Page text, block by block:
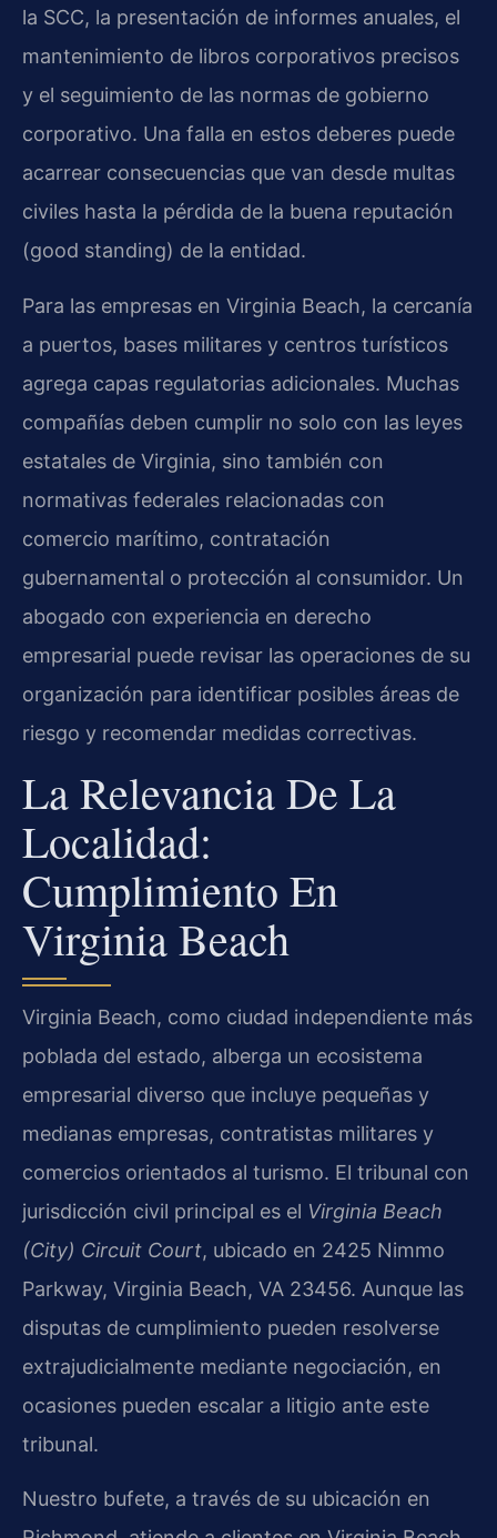
la SCC, la presentación de informes anuales, el
mantenimiento de libros corporativos precisos
y el seguimiento de las normas de gobierno
corporativo. Una falla en estos deberes puede
acarrear consecuencias que van desde multas
civiles hasta la pérdida de la buena reputación
(good standing) de la entidad.
Para las empresas en Virginia Beach, la cercanía
a puertos, bases militares y centros turísticos
agrega capas regulatorias adicionales. Muchas
compañías deben cumplir no solo con las leyes
estatales de Virginia, sino también con
normativas federales relacionadas con
comercio marítimo, contratación
gubernamental o protección al consumidor. Un
abogado con experiencia en derecho
empresarial puede revisar las operaciones de su
organización para identificar posibles áreas de
riesgo y recomendar medidas correctivas.
La Relevancia De La
Localidad:
Cumplimiento En
Virginia Beach
Virginia Beach, como ciudad independiente más
poblada del estado, alberga un ecosistema
empresarial diverso que incluye pequeñas y
medianas empresas, contratistas militares y
comercios orientados al turismo. El tribunal con
jurisdicción civil principal es el Virginia Beach
(City) Circuit Court, ubicado en 2425 Nimmo
Parkway, Virginia Beach, VA 23456. Aunque las
disputas de cumplimiento pueden resolverse
extrajudicialmente mediante negociación, en
ocasiones pueden escalar a litigio ante este
tribunal.
Nuestro bufete, a través de su ubicación en